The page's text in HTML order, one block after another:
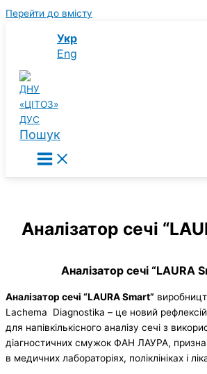
Перейти до вмісту
Укр
Eng
Пошук
Аналізатор сечі
Аналізатор сечі “LAURA
Аналізатор сечі “LAURA Smart”
Lachema Diagnostika – це новий
для напівкількісного аналізу сечі з
діагностичних смужок ФАН ЛАУРА,
в медичних лабораторіях, поліклініках і